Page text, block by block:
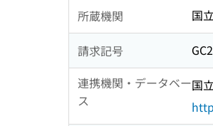
所蔵機関 国
請求記号
連携機関・データベー
ス
国